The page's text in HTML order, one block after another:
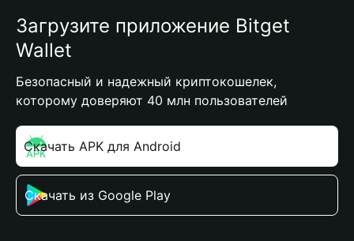
Загрузите приложение Bitget
Wallet
Безопасный и надежный криптокошелек,
которому доверяют 40 млн пользователей
Скачать APK для Android
Скачать из Google Play